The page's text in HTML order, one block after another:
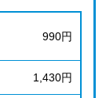
990円
1,430円